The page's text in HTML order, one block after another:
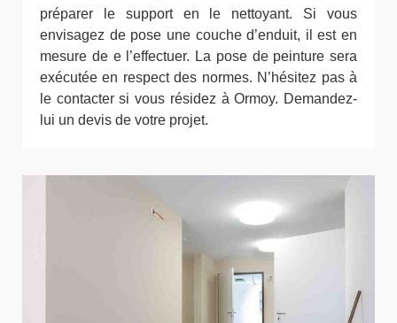
préparer le support en le nettoyant. Si vous
envisagez de pose une couche d’enduit, il est en
mesure de e l’effectuer. La pose de peinture sera
exécutée en respect des normes. N’hésitez pas à
le contacter si vous résidez à Ormoy. Demandez-
lui un devis de votre projet.